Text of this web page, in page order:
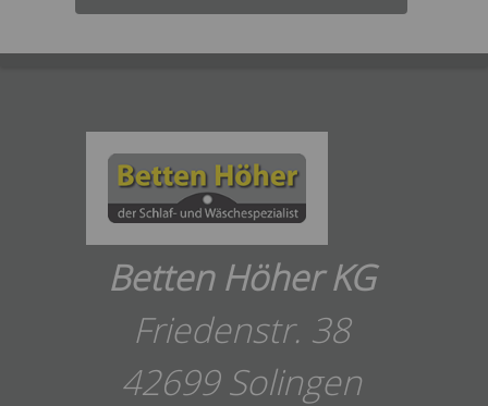
Betten Höher KG
Friedenstr. 38
42699 Solingen